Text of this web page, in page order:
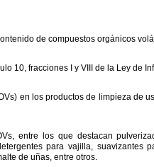
de compuestos orgánicos
10, fracciones y VIII de la Ley de
en los productos de limpieza de
entre los que destacan
para vajilla, suavizantes
de uñas, entre otros.